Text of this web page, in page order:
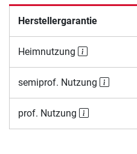
Herstellergarantie
Heimnutzung
semiprof. Nutzung
prof. Nutzung